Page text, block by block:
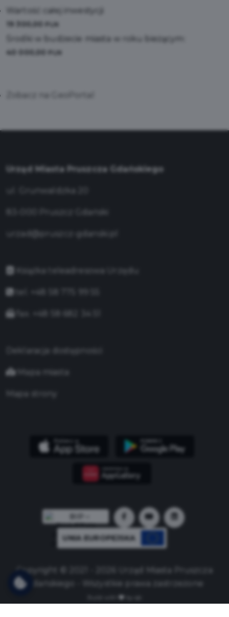
Wartość całej inwestycji:
19 300,00
Środki w budżecie miasta w roku bieżącym:
40 000,00
Urząd Miasta Pruszcza Gdańskiego
urzad@pruszcz-gdanski.pl
Książka teleadresowa Urzędu
Deklaracja dostępności
Mapa miasta
Mapa strony
UNIA EUROPEJSKA
Copyright © 2021 - 2026 Urząd Miasta Pruszcza
Gdańskiego - Wszystkie prawa zastrzeżone